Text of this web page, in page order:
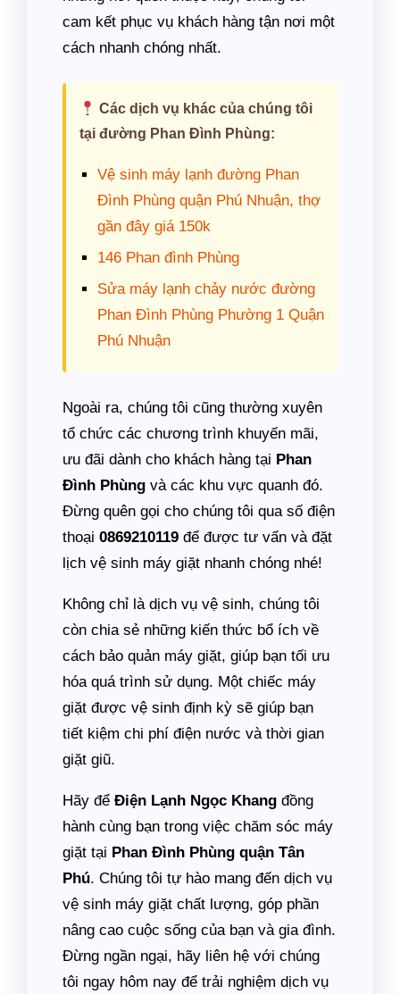
cam kết phục vụ khách hàng tận nơi một
cách nhanh chóng nhất.
Các dịch vụ khác của chúng tôi
tại đường Phan Đình Phùng:
Vệ sinh máy lạnh đường Phan
Đình Phùng quận Phú Nhuận, thợ
gần đây giá 150k
146 Phan đình Phùng
Sửa máy lạnh chảy nước đường
Phan Đình Phùng Phường 1 Quận
Phú Nhuận
Ngoài ra, chúng tôi cũng thường xuyên
tổ chức các chương trình khuyến mãi,
ưu đãi dành cho khách hàng tại Phan
Đình Phùng và các khu vực quanh đó.
Đừng quên gọi cho chúng tôi qua số điện
thoại 0869210119 để được tư vấn và đặt
lịch vệ sinh máy giặt nhanh chóng nhé!
Không chỉ là dịch vụ vệ sinh, chúng tôi
còn chia sẻ những kiến thức bổ ích về
cách bảo quản máy giặt, giúp bạn tối ưu
hóa quá trình sử dụng. Một chiếc máy
giặt được vệ sinh định kỳ sẽ giúp bạn
tiết kiệm chi phí điện nước và thời gian
giặt giũ.
Hãy để Điện Lạnh Ngọc Khang đồng
hành cùng bạn trong việc chăm sóc máy
giặt tại Phan Đình Phùng quận Tân
Phú. Chúng tôi tự hào mang đến dịch vụ
vệ sinh máy giặt chất lượng, góp phần
nâng cao cuộc sống của bạn và gia đình.
Đừng ngần ngại, hãy liên hệ với chúng
tôi ngay hôm nay để trải nghiệm dịch vụ